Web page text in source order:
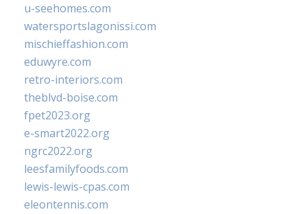
u-seehomes.com
watersportslagonissi.com
mischieffashion.com
eduwyre.com
retro-interiors.com
theblvd-boise.com
fpet2023.org
e-smart2022.org
ngrc2022.org
leesfamilyfoods.com
lewis-lewis-cpas.com
eleontennis.com